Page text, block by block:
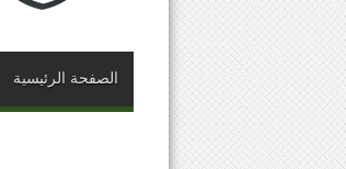
الصفحة الرئيسية